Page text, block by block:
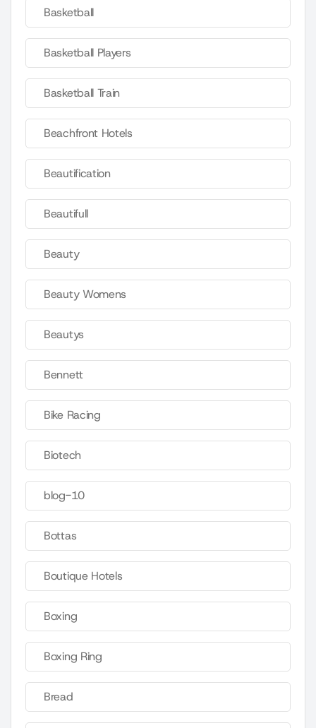
Basketball
Basketball Players
Basketball Train
Beachfront Hotels
Beautification
Beautifull
Beauty
Beauty Womens
Beautys
Bennett
Bike Racing
Biotech
blog-10
Bottas
Boutique Hotels
Boxing
Boxing Ring
Bread